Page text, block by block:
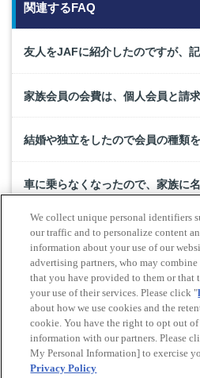
関連するFAQ
友人をJAFに紹介したのですが、記
家族会員の会費は、個人会員と請
結婚や独立をしたので会員の種類
車に乗らなくなったので、家族に
JAFカード（クレジットカード機
まったポイントをJAF年会費と交
Do Not Sell or Share My
© All rights
We collect unique personal identifiers
our traffic and to personalize content
information about your use of our
advertising partners, who may
that you have provided to them or that
your use of their services. Please click "
about how we use cookies and the
cookie. You have the right to opt out
information with our partners. Please
My Personal Information] to exercise
Privacy Policy